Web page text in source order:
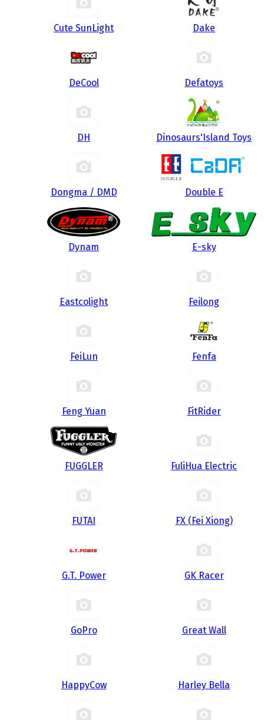
Cute SunLight Dake
DeCool Defatoys
DH Dinosaurs'Island Toys
Dongma / DMD Double E
Dynam E-sky
Eastcolight Feilong
FeiLun Fenfa
Feng Yuan FitRider
FUGGLER FuliHua Electric
FUTAI FX (Fei Xiong)
G.T. Power GK Racer
GoPro Great Wall
HappyCow Harley Bella